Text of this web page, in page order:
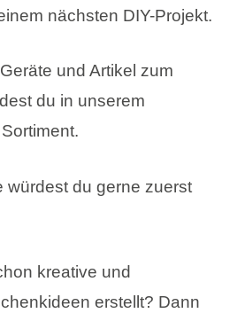
nächsten DIY-Projekt.
und Artikel zum
du in unserem
würdest du gerne zuerst
kreative und
erstellt? Dann